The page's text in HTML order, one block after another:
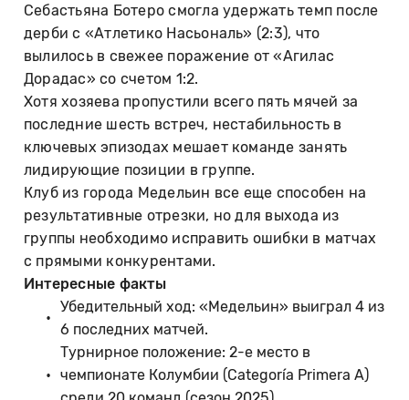
Себастьяна Ботеро смогла удержать темп после
дерби с «Атлетико Насьональ» (2:3), что
вылилось в свежее поражение от «Агилас
Дорадас» со счетом 1:2.
Хотя хозяева пропустили всего пять мячей за
последние шесть встреч, нестабильность в
ключевых эпизодах мешает команде занять
лидирующие позиции в группе.
Клуб из города Медельин все еще способен на
результативные отрезки, но для выхода из
группы необходимо исправить ошибки в матчах
с прямыми конкурентами.
Интересные факты
Убедительный ход: «Медельин» выиграл 4 из
6 последних матчей.
Турнирное положение: 2-е место в
чемпионате Колумбии (Categoría Primera A)